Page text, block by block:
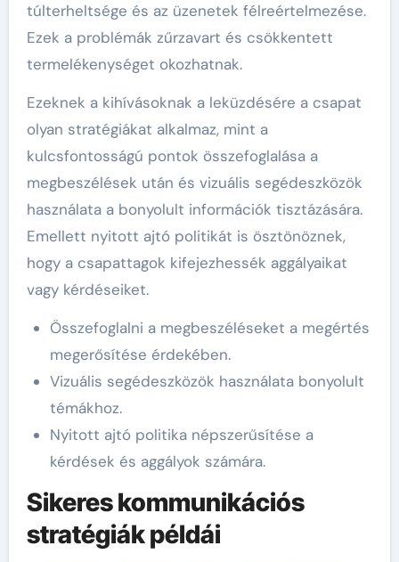
túlterheltsége és az üzenetek félreértelmezése.
Ezek a problémák zűrzavart és csökkentett
termelékenységet okozhatnak.
Ezeknek a kihívásoknak a leküzdésére a csapat
olyan stratégiákat alkalmaz, mint a
kulcsfontosságú pontok összefoglalása a
megbeszélések után és vizuális segédeszközök
használata a bonyolult információk tisztázására.
Emellett nyitott ajtó politikát is ösztönöznek,
hogy a csapattagok kifejezhessék aggályaikat
vagy kérdéseiket.
Összefoglalni a megbeszéléseket a megértés
megerősítése érdekében.
Vizuális segédeszközök használata bonyolult
témákhoz.
Nyitott ajtó politika népszerűsítése a
kérdések és aggályok számára.
Sikeres kommunikációs
stratégiák példái